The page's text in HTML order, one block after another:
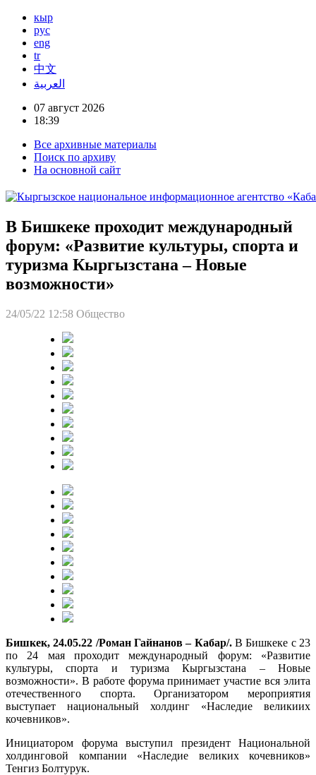
кыр
рус
eng
tr
中文
العربية
07 август 2026
18:39
Все архивные материалы
Поиск по архиву
На основной сайт
В Бишкеке проходит международный
форум: «Развитие культуры, спорта и
туризма Кыргызстана – Новые
возможности»
24/05/22 12:58 Общество
Бишкек, 24.05.22 /Роман Гайнанов – Кабар/.В Бишкеке с 23
по 24 мая проходит международный форум: «Развитие
культуры, спорта и туризма Кыргызстана – Новые
возможности». В работе форума принимает участие вся элита
отечественного спорта. Организатором мероприятия
выступает национальный холдинг «Наследие великиих
кочевников».
Инициатором форума выступил президент Национальной
холдинговой компании «Наследие великих кочевников»
Тенгиз Болтурук.